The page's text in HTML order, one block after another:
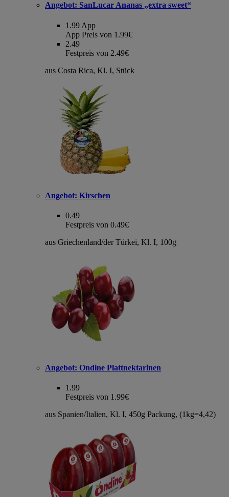
Angebot: SanLucar Ananas „extra sweet“
1.99 App
App Preis von 1.99€
2.49
Festpreis von 2.49€
aus Costa Rica, Kl. I, Stück
Angebot: Kirschen
0.49
Festpreis von 0.49€
aus Griechenland/der Türkei, Kl. I, 100g
Angebot: Ondine Plattnektarinen
1.99
Festpreis von 1.99€
aus Spanien/Italien, Kl. I, 450g Packung, (1kg=4,42)